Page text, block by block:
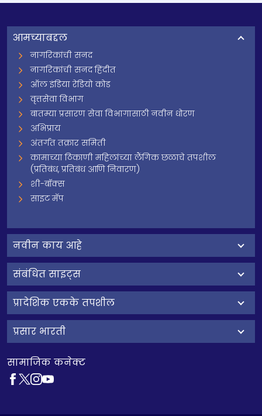
आमच्याबद्दल
नागरिकांची सनद
नागरिकांची सनद हिंदीत
ऑल इंडिया रेडियो कोड
वृत्तसेवा विभाग
बातम्या प्रसारण सेवा विभागासाठी नवीन धोरण
अभिप्राय
अंतर्गत तक्रार समिती
कामाच्या ठिकाणी महिलांच्या लैंगिक छळाचे तपशील
(प्रतिबंध, प्रतिबंध आणि निवारण)
शी-बॉक्स
साइट मॅप
नवीन काय आहे
संबंधित साइट्स
प्रादेशिक एकके तपशील
प्रसार भारती
सामाजिक कनेक्ट